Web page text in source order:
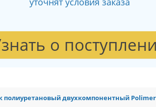
о
полиуретановый двухкомпонентный